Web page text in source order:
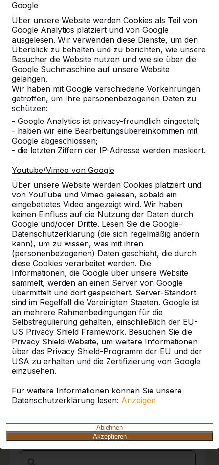
Google
Über unsere Website werden Cookies als Teil von
Google Analytics platziert und von Google
ausgelesen. Wir verwenden diese Dienste, um den
Überblick zu behalten und zu berichten, wie unsere
Besucher die Website nutzen und wie sie über die
Google Suchmaschine auf unsere Website
gelangen.
Wir haben mit Google verschiedene Vorkehrungen
getroffen, um Ihre personenbezogenen Daten zu
schützen:
- Google Analytics ist privacy-freundlich eingestelt;
- haben wir eine Bearbeitungsübereinkommen mit
Google abgeschlossen;
- die letzten Ziffern der IP-Adresse werden maskiert.
Youtube/Vimeo von Google
Über unsere Website werden Cookies platziert und
von YouTube und Vimeo gelesen, sobald ein
eingebettetes Video angezeigt wird. Wir haben
keinen Einfluss auf die Nutzung der Daten durch
Google und/oder Dritte. Lesen Sie die Google-
Datenschutzerklärung (die sich regelmäßig ändern
kann), um zu wissen, was mit ihren
(personenbezogenen) Daten geschieht, die durch
diese Cookies verarbeitet werden. Die
Informationen, die Google über unsere Website
sammelt, werden an einen Server von Google
übermittelt und dort gespeichert. Server-Standort
sind im Regelfall die Vereinigten Staaten. Google ist
an mehrere Rahmenbedingungen für die
Selbstregulierung gehalten, einschließlich der EU-
US Privacy Shield Framework. Besuchen Sie die
Privacy Shield-Website, um weitere Informationen
über das Privacy Shield-Programm der EU und der
USA zu erhalten und die Zertifizierung von Google
einzusehen.
Für weitere Informationen können Sie unsere
Datenschutzerklärung lesen: Anzeigen
Ablehnen
Akzeptieren
Übersichtliche Homepage zur Auswahl der
Produkte. Gute Datenblätter mit den Maßen.
08-06-2022
10
Schnelle Lieferung.
Platte wird durch Unternehmer vor Ort
aufgestellt.
Sind wie immer zufrieden.
27-08-2018
Schnelle Lieferung, Aufstellung an Spielort
durch Heblad, hohe Standfestigkeit durch
hohes Eigengewicht.
Sind super zufrieden.
MB
20-07-2017
Referenzen
Unsere Produkte finden Sie in ganz Europa
und darüber hinaus. Sehen Sie hier, wo Sie
ein HeBlad-Produkt in Ihrer Nähe finden.
Produkt
Alles anzeigen
Kategorie
Ort oder Postleitzahl suchen